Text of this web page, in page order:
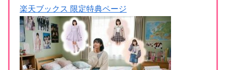
楽天ブックス 限定特典ページ